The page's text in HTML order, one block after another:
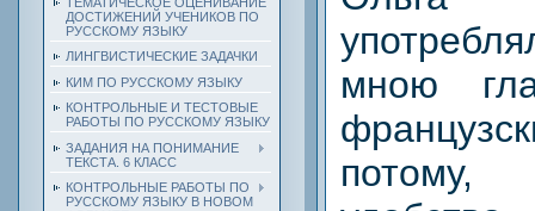
ДОСТИЖЕНИЙ УЧЕНИКОВ ПО
РУССКОМУ ЯЗЫКУ
ЛИНГВИСТИЧЕСКИЕ ЗАДАЧКИ
КИМ ПО РУССКОМУ ЯЗЫКУ
КОНТРОЛЬНЫЕ И ТЕСТОВЫЕ
РАБОТЫ ПО РУССКОМУ ЯЗЫКУ
ЗАДАНИЯ НА ПОНИМАНИЕ
ТЕКСТА. 6 КЛАСС
КОНТРОЛЬНЫЕ РАБОТЫ ПО
РУССКОМУ ЯЗЫКУ В НОВОМ
мною
потому,